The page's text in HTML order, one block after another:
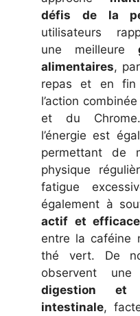
défis de la
utilisateurs
une meilleure
alimentaires,
repas et en fin
l’action
et du Chrome.
l’énergie est
permettant de
physique
fatigue
également à
actif et efficace
entre la caféine
thé vert. De
observent
digestion
intestinale,